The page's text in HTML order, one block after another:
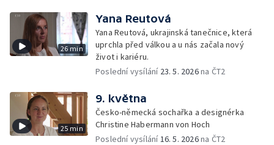
26 min
Yana Reutová
Yana Reutová, ukrajinská tanečnice, která
uprchla před válkou a u nás začala nový
život i kariéru.
Poslední vysílání 23. 5. 2026na ČT2
25 min
9. května
Česko-německá sochařka a designérka
Christine Habermann von Hoch
Poslední vysílání16. 5. 2026na ČT2